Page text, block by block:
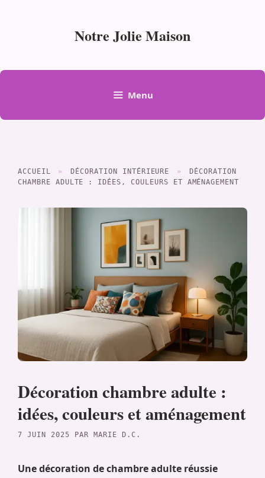
Notre Jolie Maison
Menu
ACCUEIL » DÉCORATION INTÉRIEURE »
DÉCORATION
CHAMBRE ADULTE : IDÉES, COULEURS ET AMÉNAGEMENT
Décoration chambre adulte :
idées, couleurs et aménagement
7 JUIN 2025 PAR MARIE D.C.
Une décoration de chambre adulte réussie